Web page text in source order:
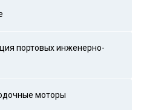
портовых инженерно-
моторы